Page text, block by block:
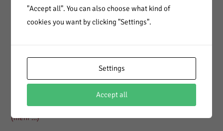
(mehr …)
"Accept all". You can also choose what kind of
cookies you want by clicking "Settings".
Settings
Accept all